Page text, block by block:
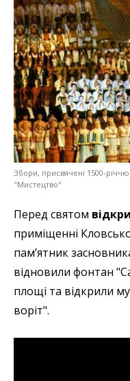
Збори, присвячені 1500-
"Мистецтво"
Перед святом
приміщенні
пам’ятник
відновили фонтан
площі та відкрили
воріт".